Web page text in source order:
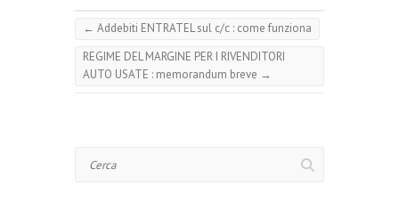
← Addebiti ENTRATEL sul c/c : come funziona
REGIME DEL MARGINE PER I RIVENDITORI
AUTO USATE : memorandum breve →